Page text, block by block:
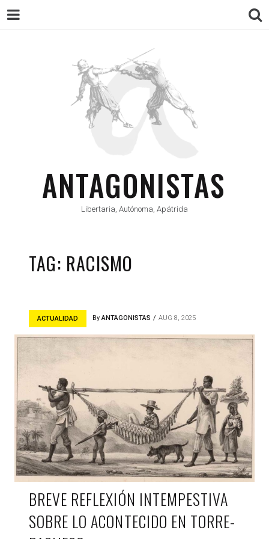
ANTAGONISTAS
Libertaria, Autónoma, Apátrida
TAG: RACISMO
ACTUALIDAD ByANTAGONISTAS AUG 8, 2025
BREVE REFLEXIÓN INTEMPESTIVA
SOBRE LO ACONTECIDO EN TORRE-